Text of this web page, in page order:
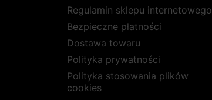
Regulamin sklepu internetowego
Bezpieczne płatności
Dostawa towaru
Polityka prywatności
Polityka stosowania plików
cookies